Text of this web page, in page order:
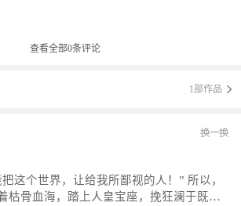
查看全部0条评论
1部作品
换一换
这个世界，让给我所鄙视的人！” 所以，
枯骨血海，踏上人皇宝座，挽狂澜于既